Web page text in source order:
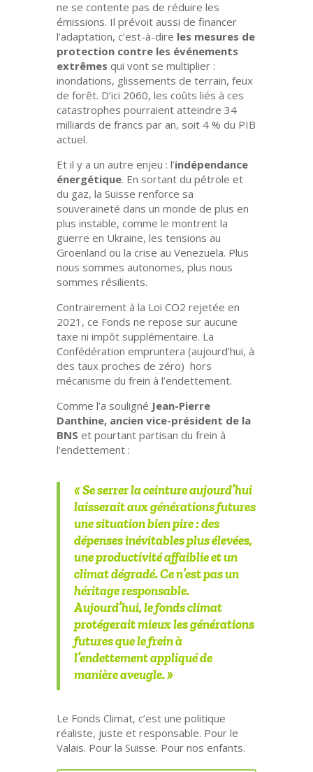
ne se contente pas de réduire les
émissions. Il prévoit aussi de financer
l’adaptation, c’est-à-dire les mesures de
protection contre les événements
extrêmes qui vont se multiplier :
inondations, glissements de terrain, feux
de forêt. D’ici 2060, les coûts liés à ces
catastrophes pourraient atteindre 34
milliards de francs par an, soit 4 % du PIB
actuel.
Et il y a un autre enjeu : l’indépendance
énergétique. En sortant du pétrole et
du gaz, la Suisse renforce sa
souveraineté dans un monde de plus en
plus instable, comme le montrent la
guerre en Ukraine, les tensions au
Groenland ou la crise au Venezuela. Plus
nous sommes autonomes, plus nous
sommes résilients.
Contrairement à la Loi CO2 rejetée en
2021, ce Fonds ne repose sur aucune
taxe ni impôt supplémentaire. La
Confédération empruntera (aujourd’hui, à
des taux proches de zéro) hors
mécanisme du frein à l’endettement.
Comme l’a souligné Jean-Pierre
Danthine, ancien vice-président de la
BNS et pourtant partisan du frein à
l’endettement :
« Se serrer la ceinture aujourd’hui
laisserait aux générations futures
une situation bien pire : des
dépenses inévitables plus élevées,
une productivité affaiblie et un
climat dégradé. Ce n’est pas un
héritage responsable.
Aujourd’hui, le fonds climat
protégerait mieux les générations
futures que le frein à
l’endettement appliqué de
manière aveugle. »
Le Fonds Climat, c’est une politique
réaliste, juste et responsable. Pour le
Valais. Pour la Suisse. Pour nos enfants.